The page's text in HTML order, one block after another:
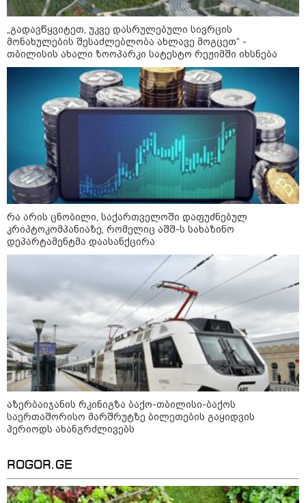
კატეგორიები
9
დღის ზოგადი
ასტროლოგიური
პროგნოზი
აგვისტო აგარაკზე: ეს 5 საქმე
უნდა მოასწროთ შემოდგომის
დადგომამდე
„გადავწყვიტეთ, უკვე დასრულებული სივრცის
მონახულების შესაძლებლობა ახლავე მოგცეთ“ -
თბილისის ახალი ზოოპარკი სატესტო რეჟიმში იხსნება
რა არის ცნობილი, საქართველოში დაფუძნებულ
კრიპტოკომპანიაზე, რომელიც აშშ-ს სახაზინო
დეპარტამენტმა დაასანქცირა
აზერბაიჯანის რკინიგზა ბაქო-თბილისი-ბაქოს
საერთაშორისო მარშრუტზე ბილეთების გაყიდვის
პერიოდს ახანგრძლივებს
ROGOR.GE